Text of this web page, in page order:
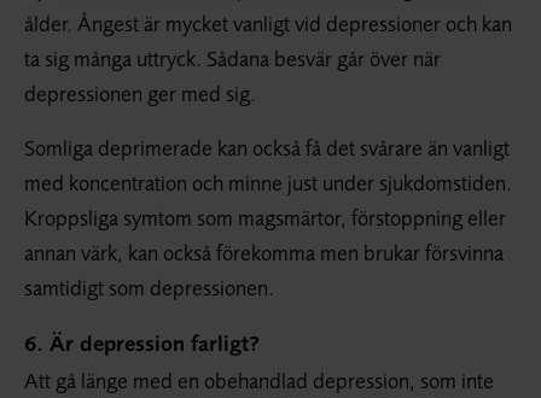
ålder. Ångest är mycket vanligt vid depressioner och kan
ta sig många uttryck. Sådana besvär går över när
depressionen ger med sig.
Somliga deprimerade kan också få det svårare än vanligt
med koncentration och minne just under sjukdomstiden.
Kroppsliga symtom som magsmärtor, förstoppning eller
annan värk, kan också förekomma men brukar försvinna
samtidigt som depressionen.
6. Är depression farligt?
Att gå länge med en obehandlad depression, som inte